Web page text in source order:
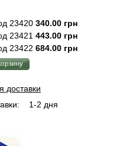
23420 340.00 грн
23421 443.00 грн
23422 684.00 грн
доставки
1-2 дня